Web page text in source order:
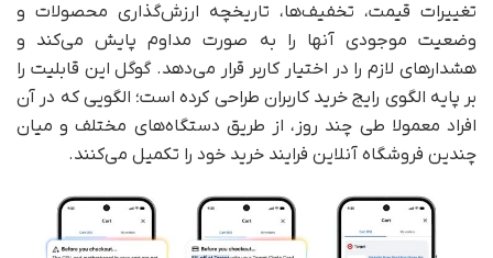
تغییرات قیمت، تخفیف‌ها، تاریخچه ارزش‌گذاری محصولات و
وضعیت موجودی آنها را به‌ صورت مداوم پایش می‌کند و
هشدارهای لازم را در اختیار کاربر قرار می‌دهد. گوگل این قابلیت را
بر پایه الگوی رایج خرید کاربران طراحی کرده است؛ الگویی که در آن
افراد معمولا طی چند روز، از طریق دستگاه‌های مختلف و میان
چندین فروشگاه آنلاین فرایند خرید خود را تکمیل می‌کنند.